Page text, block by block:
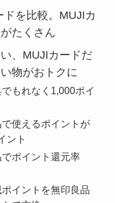
を比較。MUJIカ
たくさん
、MUJIカードだ
物がおトクに
もれなく1,000ポイ
使えるポイントが
ント
ポイント還元率
イントを無印良品